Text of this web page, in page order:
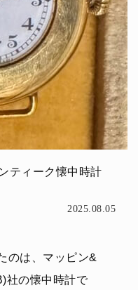
ティーク懐中時計
2025.08.05
のは、マッピン&
社の懐中時計で